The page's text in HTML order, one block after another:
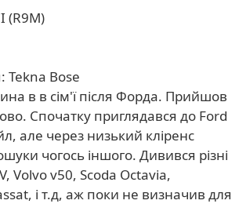
(R9M)
Tekna Bose
в в сім'ї після Форда. Прийшов
Спочатку приглядався до Ford
але через низький кліренс
чогось іншого. Дивився різні
Volvo v50, Scoda Octavia,
і т.д, аж поки не визначив для